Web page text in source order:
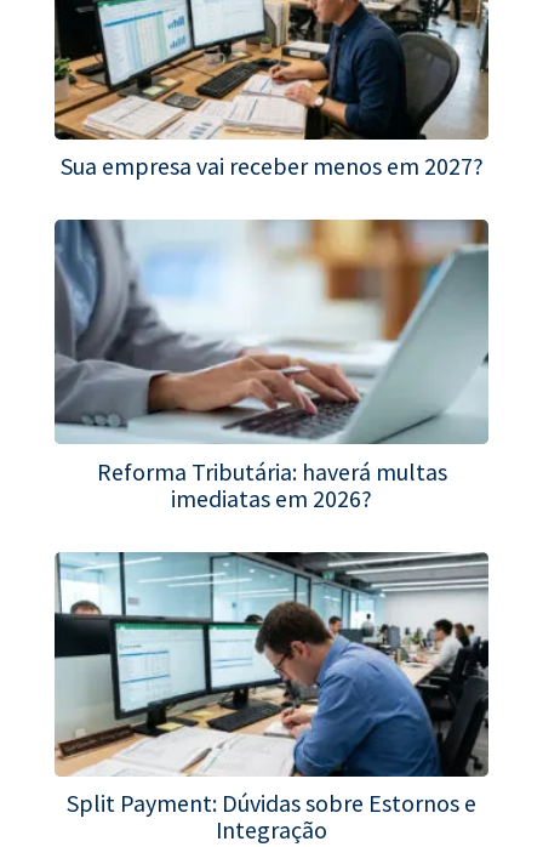
Sua empresa vai receber menos em 2027?
Reforma Tributária: haverá multas
imediatas em 2026?
Split Payment: Dúvidas sobre Estornos e
Integração